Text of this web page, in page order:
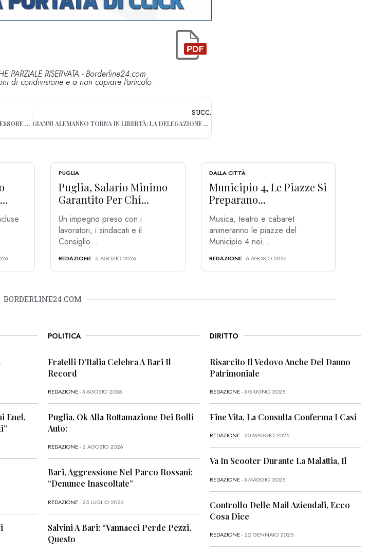
PARZIALE RISERVATA - Borderline24.com
di condivisione e a non copiare l'articolo.
BUFERA NELLA GIUNTA DECARO, SI DIMETTE ASSESSORE STARACE
SUCC.
GIANNI ALEMANNO TORNA IN LIBERTÀ: LA DELEGAZIONE DELLA PUGLIA VOLA A ROMA PER ACCOGLIERLO
PUGLIA
Puglia, Salario Minimo
Garantito Per Chi...
Un impegno preso con i
lavoratori, i sindacati e il
Consiglio...
REDAZIONE- 6 AGOSTO 2026
DALLA CITTÀ
Municipio 4, Le Piazze Si
Preparano...
Musica, teatro e cabaret
animeranno le piazze del
Municipio 4 nei...
REDAZIONE- 6 AGOSTO 2026
BORDERLINE24.COM
Enel,
POLITICA
Fratelli D’Italia Celebra A Bari Il
Record
REDAZIONE- 3 AGOSTO 2026
Puglia, Ok Alla Rottamazione Dei Bolli
Auto:
REDAZIONE- 2 AGOSTO 2026
Bari, Aggressione Nel Parco Rossani:
“Denunce Inascoltate”
REDAZIONE- 25 LUGLIO 2026
Salvini A Bari: “Vannacci Perde Pezzi,
Questo
DIRITTO
Risarcito Il Vedovo Anche Del Danno
Patrimoniale
REDAZIONE- 3 GIUGNO 2025
Fine Vita, La Consulta Conferma I Casi
REDAZIONE- 20 MAGGIO 2025
Va In Scooter Durante La Malattia, Il
REDAZIONE- 3 MAGGIO 2025
Controllo Delle Mail Aziendali, Ecco
Cosa Dice
REDAZIONE- 22 GENNAIO 2025